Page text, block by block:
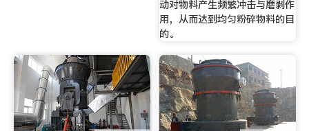
动对物料产生频繁冲击与磨剥作
用，从而达到均匀粉碎物料的目
的。